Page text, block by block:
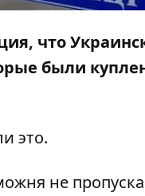
что
были
это.
не